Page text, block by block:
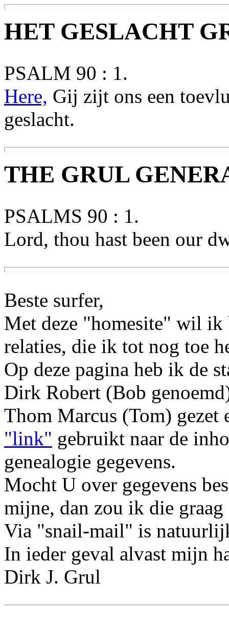
HET GESLACHT
PSALM 90 : 1.
Here, Gij zijt ons een
geslacht.
THE GRUL
PSALMS 90 : 1.
Lord, thou hast been our
Beste surfer,
Met deze "homesite" wil ik
relaties, die ik tot nog toe
Op deze pagina heb ik de
Dirk Robert (Bob
Thom Marcus (Tom) gezet
"link" gebruikt naar de
genealogie gegevens.
Mocht U over gegevens
mijne, dan zou ik die
Via "snail-mail" is
In ieder geval alvast mijn
Dirk J. Grul